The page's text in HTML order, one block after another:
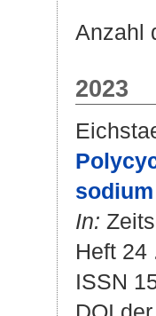
Anzahl
2023
In:
Heft 24
ISSN